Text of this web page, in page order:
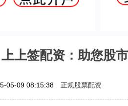
上签配资：助您股
05-09 08:15:38 正规股票配资